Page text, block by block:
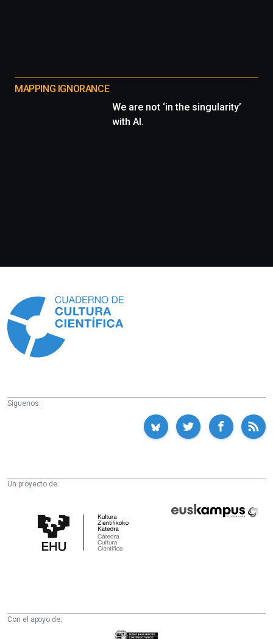
MAPPING IGNORANCE
We are not ‘in the singularity’
with AI.
Síguenos:
Un proyecto de:
Cultura
Científica
Fundazioa
Con el apoyo de:
Eusko